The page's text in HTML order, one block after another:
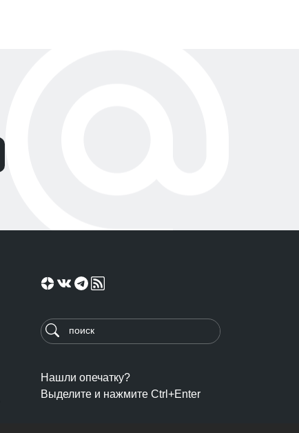
Нашли опечатку?
Выделите и нажмите Ctrl+Enter